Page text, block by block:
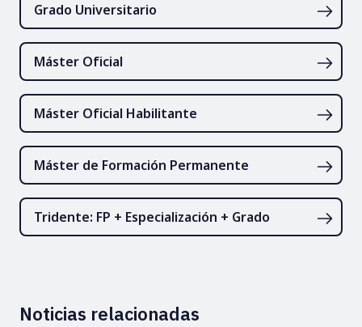
Grado Universitario
Máster Oficial
Máster Oficial Habilitante
Máster de Formación Permanente
Tridente: FP + Especialización + Grado
Noticias relacionadas